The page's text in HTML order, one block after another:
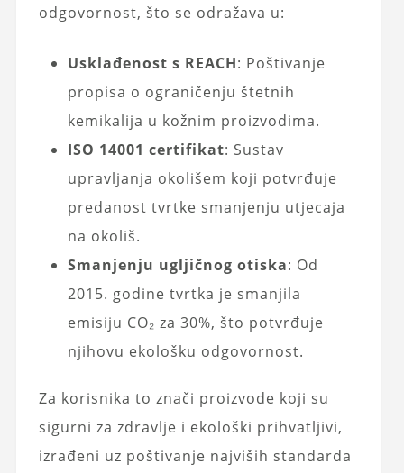
odgovornost, što se odražava u:
Usklađenost s REACH: Poštivanje
propisa o ograničenju štetnih
kemikalija u kožnim proizvodima.
ISO 14001 certifikat: Sustav
upravljanja okolišem koji potvrđuje
predanost tvrtke smanjenju utjecaja
na okoliš.
Smanjenju ugljičnog otiska: Od
2015. godine tvrtka je smanjila
emisiju CO₂ za 30%, što potvrđuje
njihovu ekološku odgovornost.
Za korisnika to znači proizvode koji su
sigurni za zdravlje i ekološki prihvatljivi,
izrađeni uz poštivanje najviših standarda